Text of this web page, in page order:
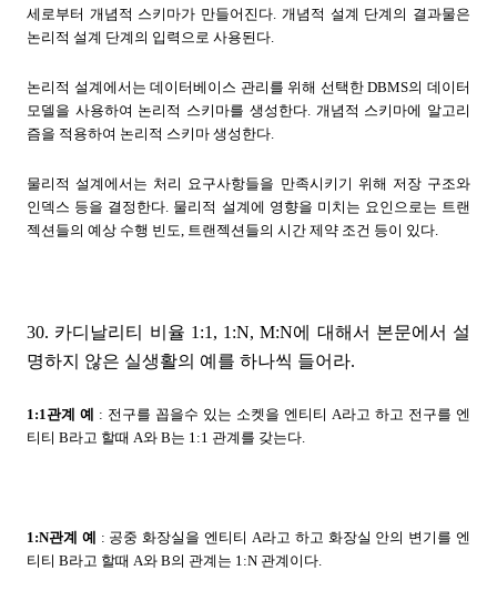
세로부터 개념적 스키마가 만들어진다. 개념적 설계 단계의 결과물은
논리적 설계 단계의 입력으로 사용된다.
논리적 설계에서는 데이터베이스 관리를 위해 선택한 DBMS의 데이터
모델을 사용하여 논리적 스키마를 생성한다. 개념적 스키마에 알고리
즘을 적용하여 논리적 스키마 생성한다.
물리적 설계에서는 처리 요구사항들을 만족시키기 위해 저장 구조와
인덱스 등을 결정한다. 물리적 설계에 영향을 미치는 요인으로는 트랜
젝션들의 예상 수행 빈도, 트랜젝션들의 시간 제약 조건 등이 있다.
30. 카디날리티 비율 1:1, 1:N, M:N에 대해서 본문에서 설
명하지 않은 실생활의 예를 하나씩 들어라.
1:1관계 예 : 전구를 꼽을수 있는 소켓을 엔티티 A라고 하고 전구를 엔
티티 B라고 할때 A와 B는 1:1 관계를 갖는다.
1:N관계 예 : 공중 화장실을 엔티티 A라고 하고 화장실 안의 변기를 엔
티티 B라고 할때 A와 B의 관계는 1:N 관계이다.